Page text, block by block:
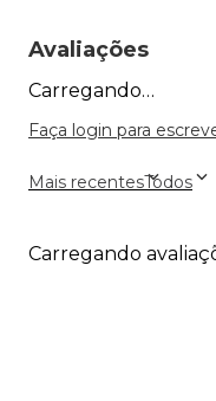
Avaliações
Carregando…
Faça login para
Mais recentesTodos
Carregando